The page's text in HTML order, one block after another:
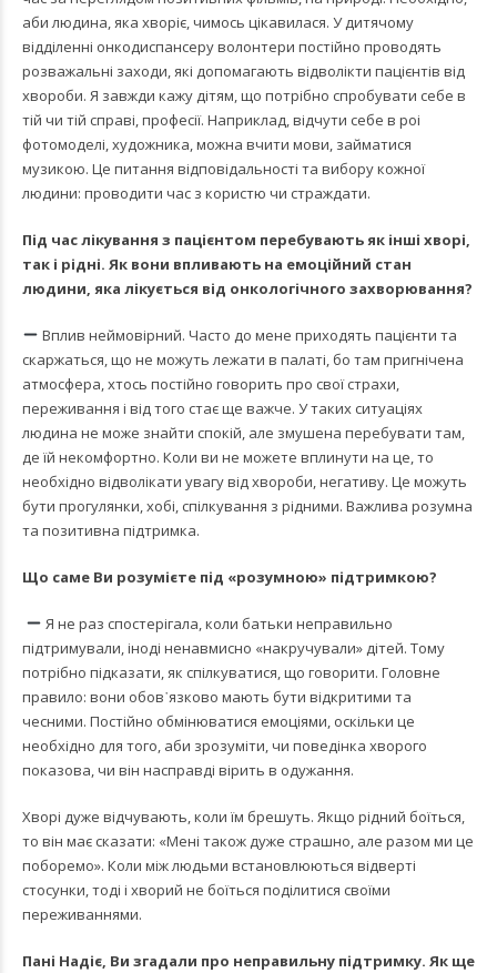
аби людина, яка хворіє, чимось цікавилася. У дитячому
відділенні онкодиспансеру волонтери постійно проводять
розважальні заходи, які допомагають відволікти пацієнтів від
хвороби. Я завжди кажу дітям, що потрібно спробувати себе в
тій чи тій справі, професії. Наприклад, відчути себе в роі
фотомоделі, художника, можна вчити мови, займатися
музикою. Це питання відповідальності та вибору кожної
людини: проводити час з користю чи страждати.
Під час лікування з пацієнтом перебувають як інші хворі,
так і рідні. Як вони впливають на емоційний стан
людини, яка лікується від онкологічного захворювання?
Вплив неймовірний. Часто до мене приходять пацієнти та
скаржаться, що не можуть лежати в палаті, бо там пригнічена
атмосфера, хтось постійно говорить про свої страхи,
переживання і від того стає ще важче. У таких ситуаціях
людина не може знайти спокій, але змушена перебувати там,
де їй некомфортно. Коли ви не можете вплинути на це, то
необхідно відволікати увагу від хвороби, негативу. Це можуть
бути прогулянки, хобі, спілкування з рідними. Важлива розумна
та позитивна підтримка.
Що саме Ви розумієте під «розумною» підтримкою?
Я не раз спостерігала, коли батьки неправильно
підтримували, іноді ненавмисно «накручували» дітей. Тому
потрібно підказати, як спілкуватися, що говорити. Головне
правило: вони обов᾿язково мають бути відкритими та
чесними. Постійно обмінюватися емоціями, оскільки це
необхідно для того, аби зрозуміти, чи поведінка хворого
показова, чи він насправді вірить в одужання.
Хворі дуже відчувають, коли їм брешуть. Якщо рідний боїться,
то він має сказати: «Мені також дуже страшно, але разом ми це
поборемо». Коли між людьми встановлюються відверті
стосунки, тоді і хворий не боїться поділитися своїми
переживаннями.
Пані Надіє, Ви згадали про неправильну підтримку. Як ще